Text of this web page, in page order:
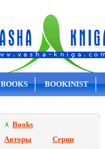
BOOKS BOOKINIST
Books
Авторы
Серии